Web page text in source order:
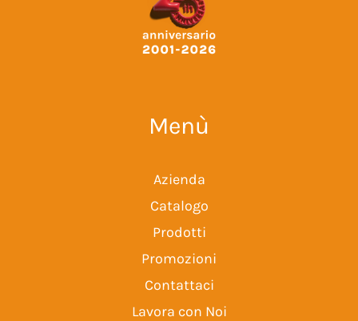
Menù
Azienda
Catalogo
Prodotti
Promozioni
Contattaci
Lavora con Noi